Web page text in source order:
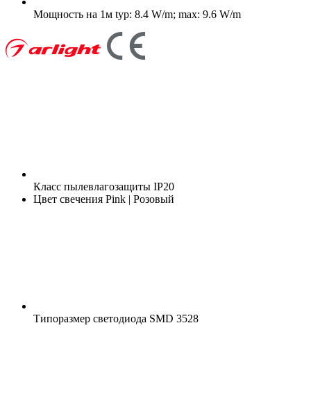
Мощность на 1м typ: 8.4 W/m; max: 9.6 W/m
Класс пылевлагозащиты IP20
Цвет свечения Pink | Розовый
Типоразмер светодиода SMD 3528